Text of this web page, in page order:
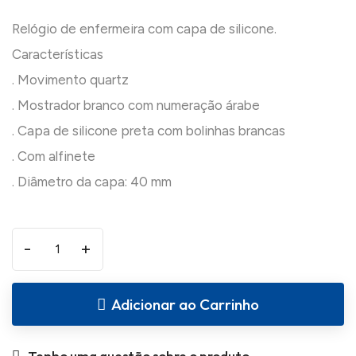
Relógio de enfermeira com capa de silicone.
Características
. Movimento quartz
. Mostrador branco com numeração árabe
. Capa de silicone preta com bolinhas brancas
. Com alfinete
- +
Adicionar ao Carrinho